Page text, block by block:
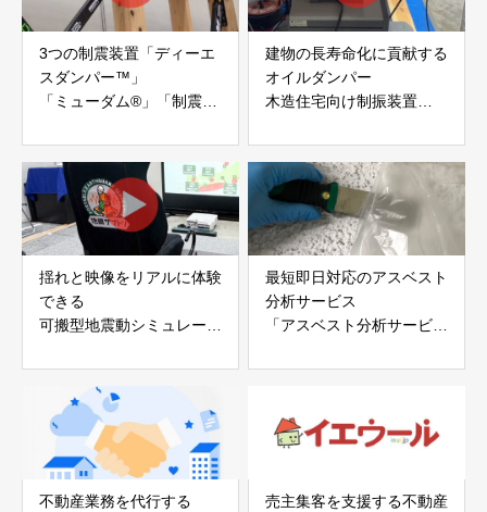
3つの制震装置「ディーエ
スダンパー™」
「ミューダム®」「制震テ
アイディールブレーン株式
会社
建物の長寿命化に貢献する
オイルダンパー
木造住宅向け制振装置
株式会社evoltz
揺れと映像をリアルに体験
できる
可搬型地震動シミュレータ
白山工業株式会社
最短即日対応のアスベスト
分析サービス
「アスベスト分析サービ
不動産業務を代行する
売主集客を支援する不動産